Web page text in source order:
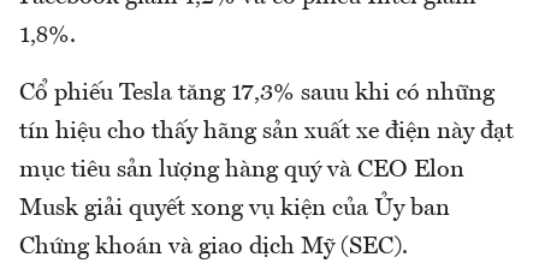
1,8%.
Cổ phiếu Tesla tăng 17,3% sauu khi có những
tín hiệu cho thấy hãng sản xuất xe điện này đạt
mục tiêu sản lượng hàng quý và CEO Elon
Musk giải quyết xong vụ kiện của Ủy ban
Chứng khoán và giao dịch Mỹ (SEC).